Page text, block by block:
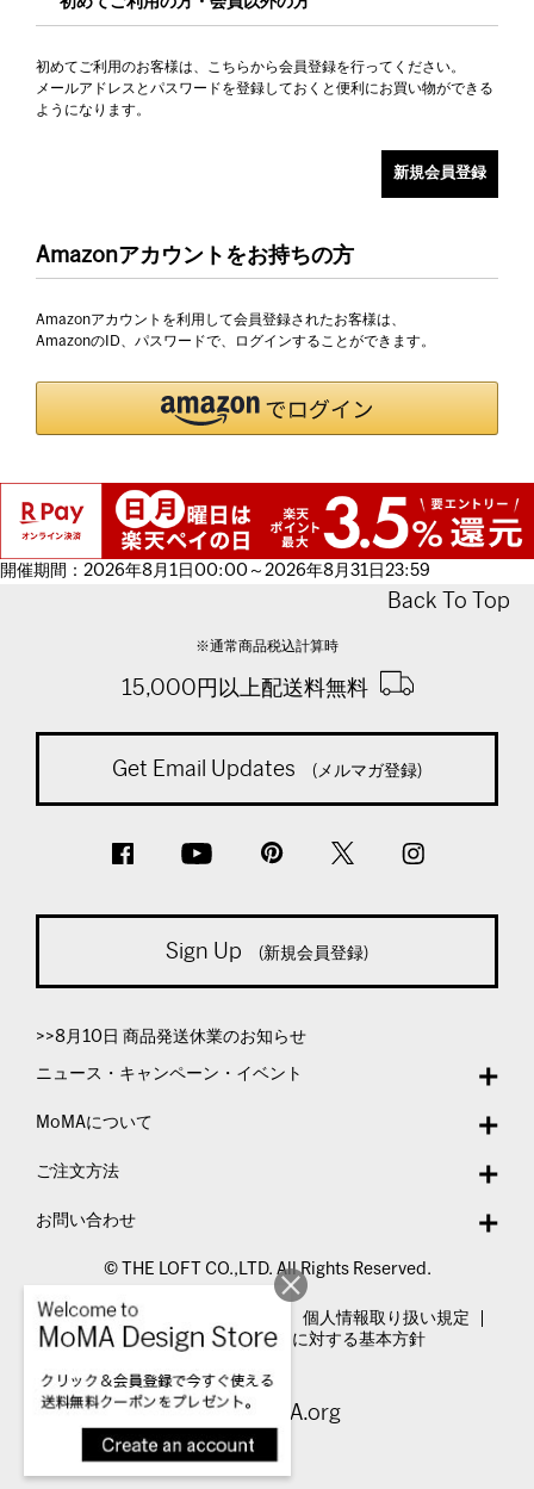
初めてご利用のお客様は、こちらから会員登録を行ってください。
メールアドレスとパスワードを登録しておくと便利にお買い物ができる
ようになります。
Amazonアカウントをお持ちの方
Amazonアカウントを利用して会員登録されたお客様は、
AmazonのID、パスワードで、ログインすることができます。
開催期間：2026年8月1日00:00～2026年8月31日23:59
Back To Top
※通常商品税込計算時
15,000円以上配送料無料
Get Email Updates (メルマガ登録)
Sign Up (新規会員登録)
>>8月10日 商品発送休業のお知らせ
ニュース・キャンペーン・イベント
MoMAについて
ご注文方法
お問い合わせ
© THE LOFT CO.,LTD. All Rights Reserved.
特定商取引法表示
個人情報取り扱い規定
カスタマーハラスメントに対する基本方針
Visit MoMA.org